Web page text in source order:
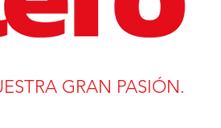
GRAN PASIÓN.